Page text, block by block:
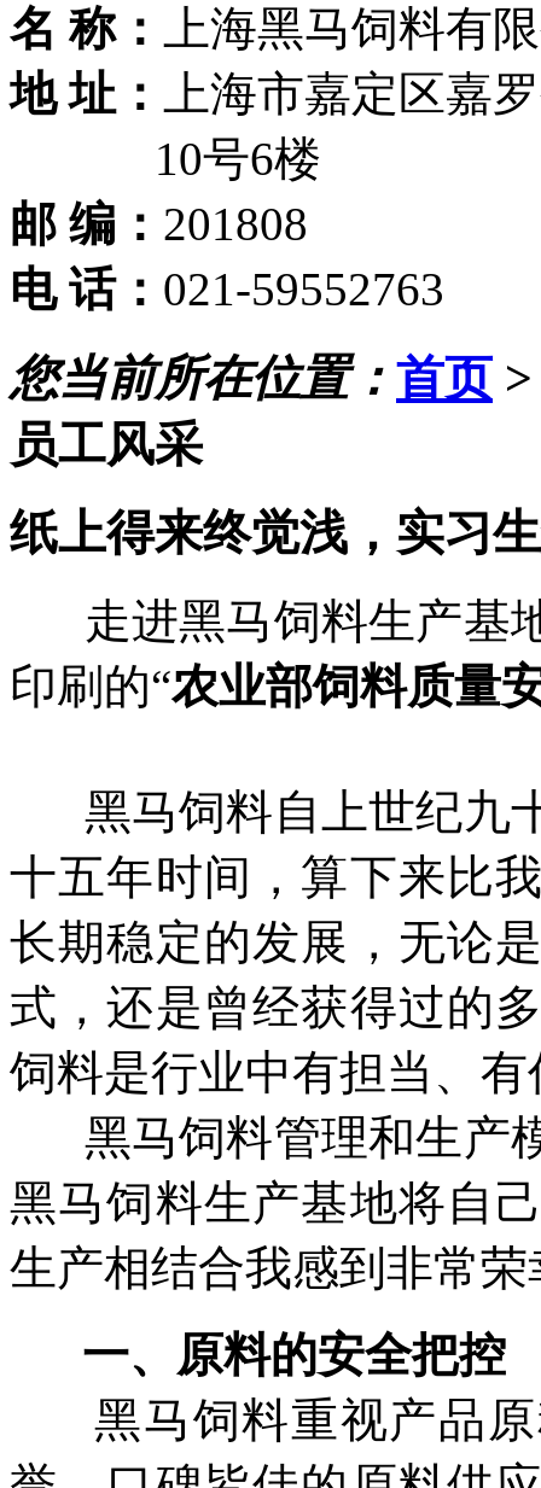
名 称：
上海黑马饲料有
地 址：
上海市嘉定区嘉
10号6楼
邮 编： 201808
电 话： 021-59552763
您当前所在位置： 首页
员工风采
纸上得来终觉浅，实习
走进黑马饲料生产基
印刷的“农业部饲料质量
黑马饲料自上世纪九
十五年时间，算下来比
长期稳定的发展，无论
式，还是曾经获得过的
饲料是行业中有担当、
黑马饲料管理和生产
黑马饲料生产基地将自
生产相结合我感到非常荣
一、原料的安全把控
黑马饲料重视产品